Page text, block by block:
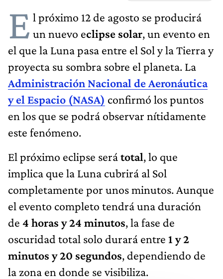
E l próximo 12 de agosto se producirá
un nuevo eclipse solar, un evento en
el que la Luna pasa entre el Sol y la Tierra y
proyecta su sombra sobre el planeta. La
Administración Nacional de Aeronáutica
y el Espacio (NASA) confirmó los puntos
en los que se podrá observar nítidamente
este fenómeno.
El próximo eclipse serátotal, lo que
implica que la Luna cubrirá al Sol
completamente por unos minutos. Aunque
el evento completo tendrá una duración
de 4 horas y 24 minutos, la fase de
oscuridad total solo durará entre 1 y 2
minutos y 20 segundos, dependiendo de
la zona en donde se visibiliza.